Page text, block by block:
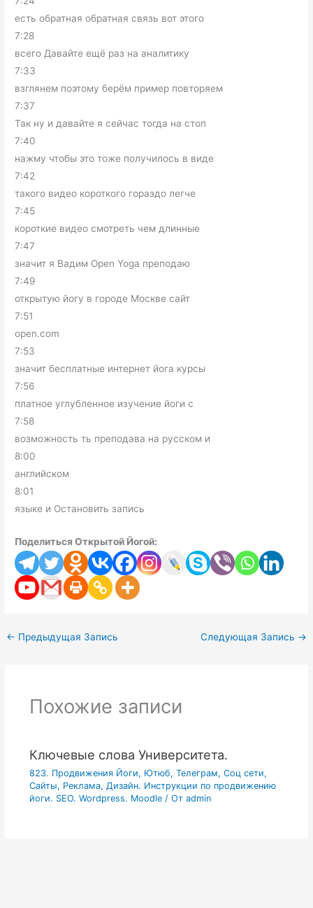
есть обратная обратная связь вот этого
7:28
всего Давайте ещё раз на аналитику
7:33
взглянем поэтому берём пример повторяем
7:37
Так ну и давайте я сейчас тогда на стоп
7:40
нажму чтобы это тоже получилось в виде
7:42
такого видео короткого гораздо легче
7:45
короткие видео смотреть чем длинные
7:47
значит я Вадим Open Yoga преподаю
7:49
открытую йогу в городе Москве сайт
7:51
open.com
7:53
значит бесплатные интернет йога курсы
7:56
платное углубленное изучение йоги с
7:58
возможность ть преподава на русском и
8:00
английском
8:01
языке и Остановить запись
Поделиться Открытой Йогой:
← Предыдущая Запись Следующая Запись →
Похожие записи
Ключевые слова Университета.
823. Продвижения Йоги, Ютюб, Телеграм, Соц сети,
Сайты, Реклама, Дизайн. Инструкции по продвижению
йоги. SEO. Wordpress. Moodle/ От admin